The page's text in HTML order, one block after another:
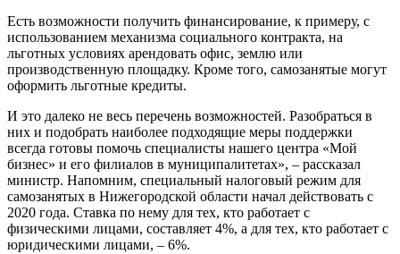
Есть возможности получить финансирование, к примеру, с
использованием механизма социального контракта, на
льготных условиях арендовать офис, землю или
производственную площадку. Кроме того, самозанятые могут
оформить льготные кредиты.
И это далеко не весь перечень возможностей. Разобраться в
них и подобрать наиболее подходящие меры поддержки
всегда готовы помочь специалисты нашего центра «Мой
бизнес» и его филиалов в муниципалитетах», – рассказал
министр. Напомним, специальный налоговый режим для
самозанятых в Нижегородской области начал действовать с
2020 года. Ставка по нему для тех, кто работает с
физическими лицами, составляет 4%, а для тех, кто работает с
юридическими лицами, – 6%.